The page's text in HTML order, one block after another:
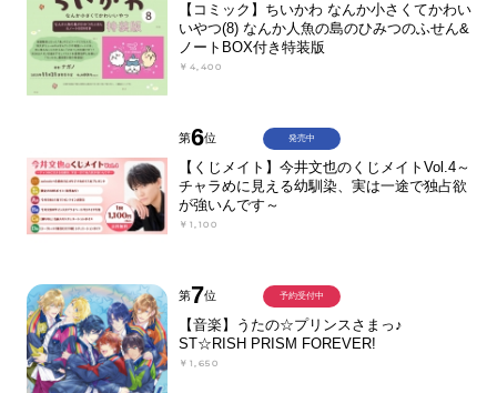
【コミック】ちいかわ なんか小さくてかわい
いやつ(8) なんか人魚の島のひみつのふせん&
ノートBOX付き特装版
￥4,400
第6位
【くじメイト】今井文也のくじメイトVol.4～
チャラめに見える幼馴染、実は一途で独占欲
が強いんです～
￥1,100
発売中
第7位
【音楽】うたの☆プリンスさまっ♪
ST☆RISH PRISM FOREVER!
￥1,650
予約受付中